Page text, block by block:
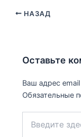
НАЗАД
Оставьте
Ваш адрес
Обязательные
здесь...